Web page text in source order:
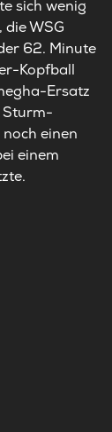
sich wenig
WSG
62. Minute
Kopfball
Ersatz
Sturm-
einen
einem